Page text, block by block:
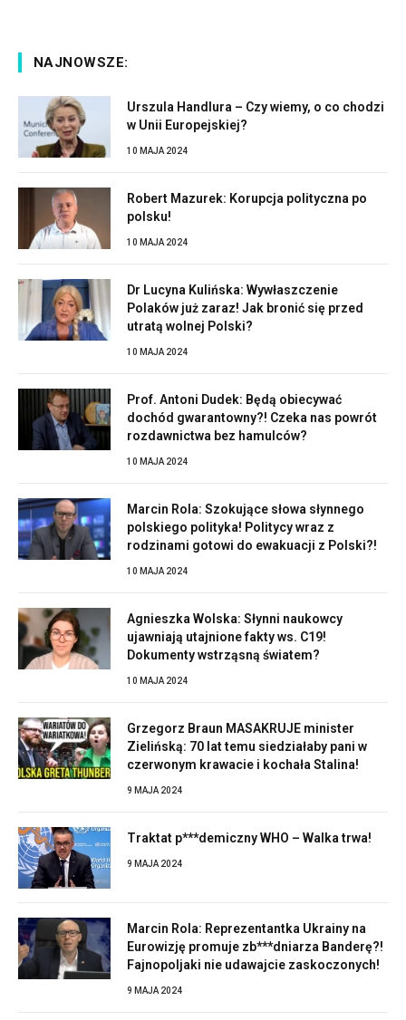
NAJNOWSZE:
Urszula Handlura – Czy wiemy, o co chodzi
w Unii Europejskiej?
10 MAJA 2024
Robert Mazurek: Korupcja polityczna po
polsku!
10 MAJA 2024
Dr Lucyna Kulińska: Wywłaszczenie
Polaków już zaraz! Jak bronić się przed
utratą wolnej Polski?
10 MAJA 2024
Prof. Antoni Dudek: Będą obiecywać
dochód gwarantowny?! Czeka nas powrót
rozdawnictwa bez hamulców?
10 MAJA 2024
Marcin Rola: Szokujące słowa słynnego
polskiego polityka! Politycy wraz z
rodzinami gotowi do ewakuacji z Polski?!
10 MAJA 2024
Agnieszka Wolska: Słynni naukowcy
ujawniają utajnione fakty ws. C19!
Dokumenty wstrząsną światem?
10 MAJA 2024
Grzegorz Braun MASAKRUJE minister
Zielińską: 70 lat temu siedziałaby pani w
czerwonym krawacie i kochała Stalina!
9 MAJA 2024
Traktat p***demiczny WHO – Walka trwa!
9 MAJA 2024
Marcin Rola: Reprezentantka Ukrainy na
Eurowizję promuje zb***dniarza Banderę?!
Fajnopoljaki nie udawajcie zaskoczonych!
9 MAJA 2024